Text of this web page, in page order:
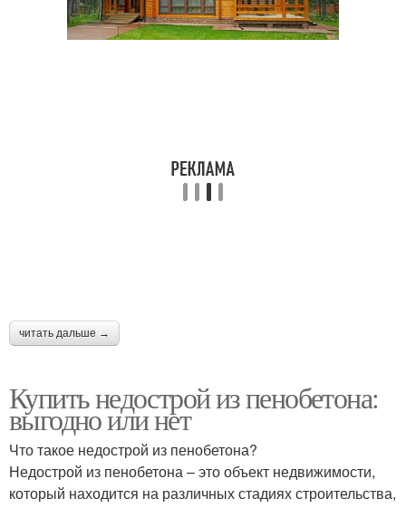
читать дальше →
Купить недострой из пенобетона:
выгодно или нет
Что такое недострой из пенобетона?
Недострой из пенобетона – это объект недвижимости,
который находится на различных стадиях строительства,